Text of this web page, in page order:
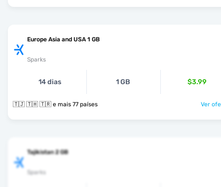
Europe Asia and USA 1 GB
Sparks
14 dias 1 GB $3.99
🇹🇯 🇹🇭 🇹🇷 e mais 77 países Ver
Tajikistan 2 GB
Sparks